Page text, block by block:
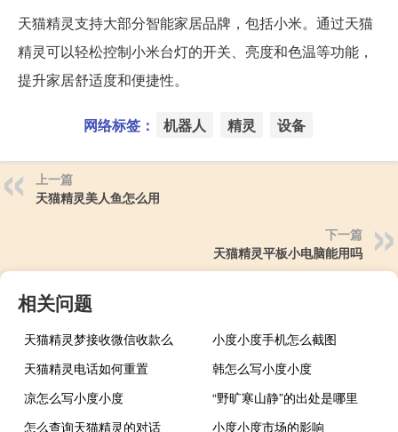
天猫精灵支持大部分智能家居品牌，包括小米。通过天猫
精灵可以轻松控制小米台灯的开关、亮度和色温等功能，
提升家居舒适度和便捷性。
网络标签： 机器人 精灵 设备
上一篇
天猫精灵美人鱼怎么用
下一篇
天猫精灵平板小电脑能用吗
相关问题
天猫精灵梦接收微信收款么
小度小度手机怎么截图
天猫精灵电话如何重置
韩怎么写小度小度
凉怎么写小度小度
“野旷寒山静”的出处是哪里
怎么查询天猫精灵的对话
小度小度市场的影响